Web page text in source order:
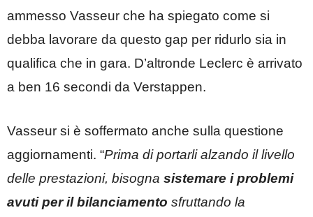
ammesso Vasseur che ha spiegato come si
debba lavorare da questo gap per ridurlo sia in
qualifica che in gara. D’altronde Leclerc è arrivato
a ben 16 secondi da Verstappen.
Vasseur si è soffermato anche sulla questione
aggiornamenti. “Prima di portarli alzando il livello
delle prestazioni, bisogna sistemare i problemi
avuti per il bilanciamento sfruttando la